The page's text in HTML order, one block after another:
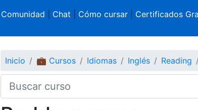
Comunidad Chat Cómo cursar| Certificados
Inicio 💼 Cursos Idiomas Inglés Reading